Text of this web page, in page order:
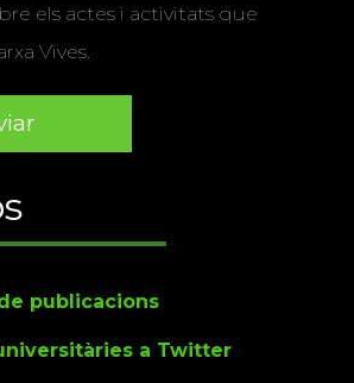
els actes i activitats que
Vives.
publicacions
a Twitter